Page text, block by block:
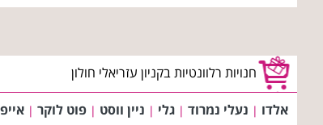
חנויות רלוונטיות בקניון עזריאלי חולון
אלדו | נעלי נמרוד | גלי | ניין ווסט | פוט לוקר |